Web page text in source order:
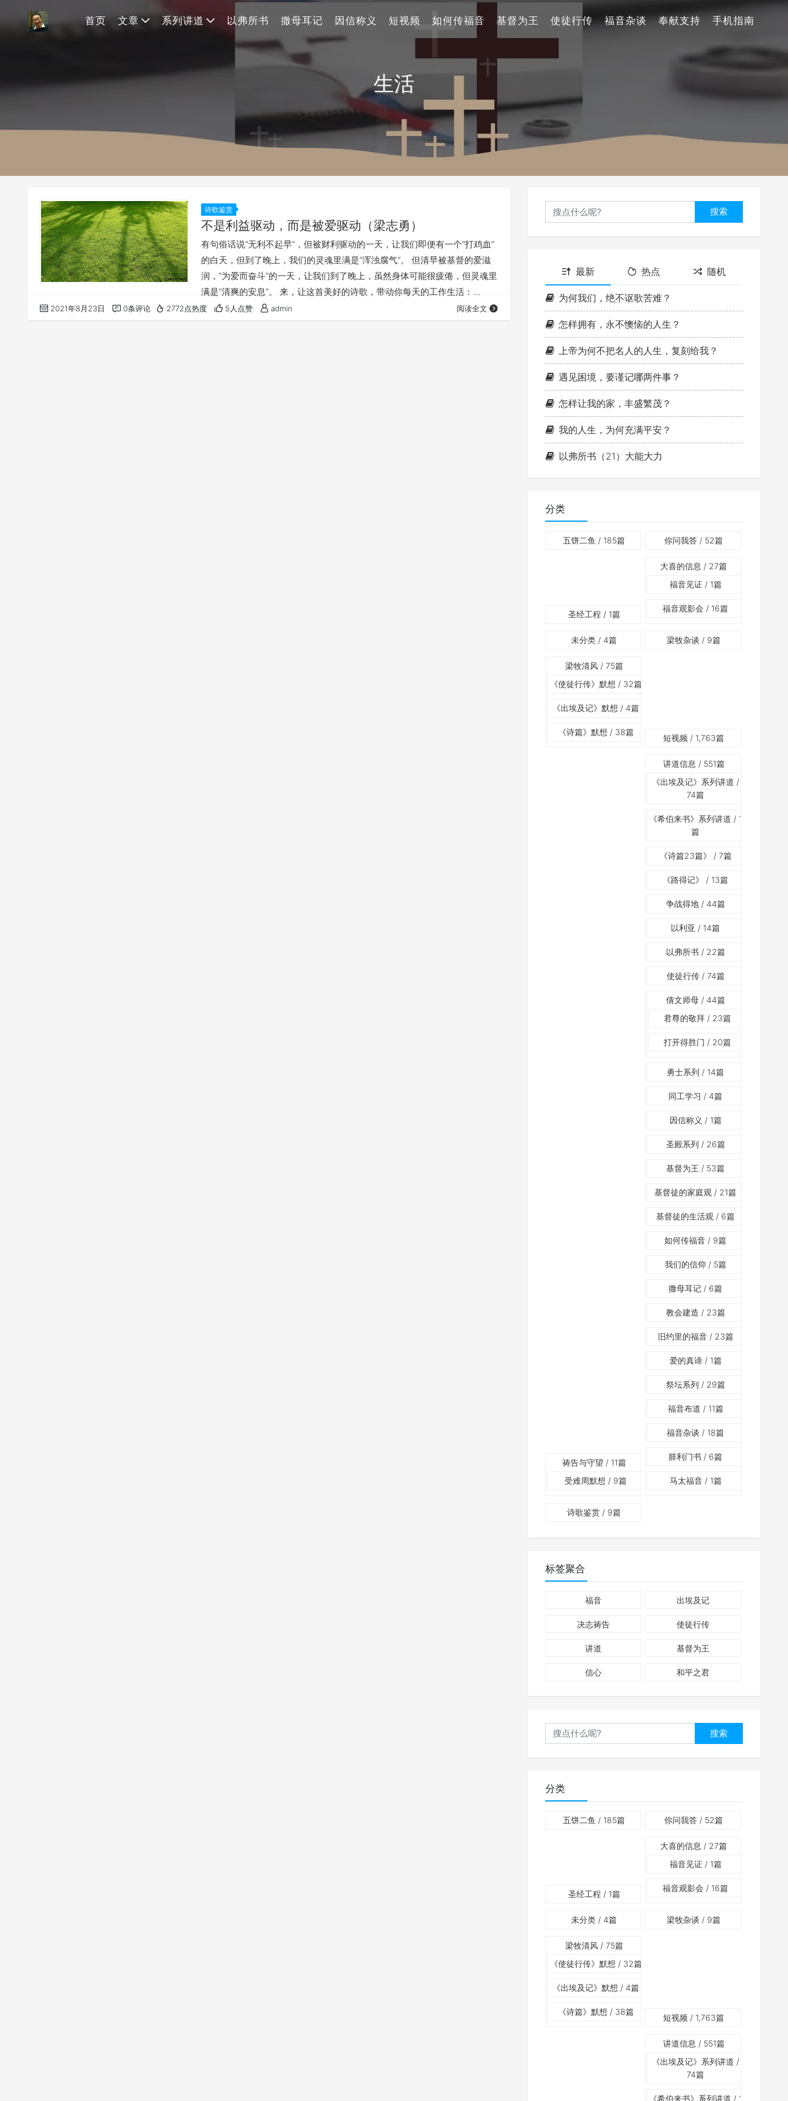
首页 文章 系列讲道 以弗所书 撒母耳记 因信称义 短视频 如何传福音 基督为王 使徒行传 福音杂谈 奉献支持 手机指南
生活
诗歌鉴赏
不是利益驱动，而是被爱驱动（梁志勇）
有句俗话说“无利不起早”，但被财利驱动的一天，让我们即便有一个“打鸡血”
的白天，但到了晚上，我们的灵魂里满是“浑浊腐气”。 但清早被基督的爱滋
润，“为爱而奋斗”的一天，让我们到了晚上，虽然身体可能很疲倦，但灵魂里
满是“清爽的安息”。 来，让这首美好的诗歌，带动你每天的工作生活：
《爱，我愿意》 作词作曲：洪启元、游智婷 十字架上的光芒 温柔又慈祥 带
着主爱的力量 向着我照亮 我的心不再隐藏 完全地摆上 愿主爱来浇灌我 在爱
2021年8月23日 0条评论 2772点热度 5人点赞 admin 阅读全文
搜索
最新 热点 随机
为何我们，绝不讴歌苦难？
怎样拥有，永不懊恼的人生？
上帝为何不把名人的人生，复刻给我？
遇见困境，要谨记哪两件事？
怎样让我的家，丰盛繁茂？
我的人生，为何充满平安？
以弗所书（21）大能大力
分类
五饼二鱼 / 185篇 你问我答 / 52篇
圣经工程 / 1篇
大喜的信息 / 27篇
福音见证 / 1篇
福音观影会 / 16篇
未分类 / 4篇 梁牧杂谈 / 9篇
梁牧清风/ 75篇
《使徒行传》默想 / 32篇
《出埃及记》默想 / 4篇
《诗篇》默想 / 38篇
短视频 / 1,763篇
祷告与守望 / 11篇
受难周默想 / 9篇
讲道信息 / 551篇
《出埃及记》系列讲道 /
74篇
《希伯来书》系列讲道 / 1
篇
《诗篇23篇》 / 7篇
《路得记》 / 13篇
争战得地/ 44篇
以利亚 / 14篇
以弗所书 / 22篇
使徒行传/ 74篇
倩文师母/ 44篇
君尊的敬拜/ 23篇
打开得胜门 / 20篇
勇士系列 / 14篇
同工学习 / 4篇
因信称义 / 1篇
圣殿系列 / 26篇
基督为王 / 53篇
基督徒的家庭观 / 21篇
基督徒的生活观 / 6篇
如何传福音 / 9篇
我们的信仰 / 5篇
撒母耳记 / 6篇
教会建造 / 23篇
旧约里的福音/ 23篇
爱的真谛/ 1篇
祭坛系列 / 29篇
福音布道 / 11篇
福音杂谈 / 18篇
腓利门书 / 6篇
马太福音/ 1篇
诗歌鉴赏 / 9篇
标签聚合
福音 出埃及记
决志祷告 使徒行传
讲道 基督为王
信心 和平之君
搜索
分类
五饼二鱼 / 185篇 你问我答 / 52篇
圣经工程 / 1篇
大喜的信息 / 27篇
福音见证 / 1篇
福音观影会 / 16篇
未分类 / 4篇 梁牧杂谈 / 9篇
梁牧清风/ 75篇
《使徒行传》默想 / 32篇
《出埃及记》默想 / 4篇
《诗篇》默想 / 38篇
短视频 / 1,763篇
讲道信息 / 551篇
《出埃及记》系列讲道 /
74篇
《希伯来书》系列讲道 / 1